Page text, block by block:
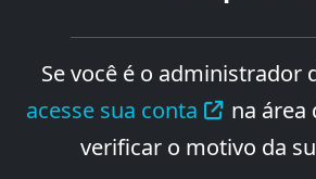
Se você é o administrador
acesse sua conta
na área
verificar o motivo da